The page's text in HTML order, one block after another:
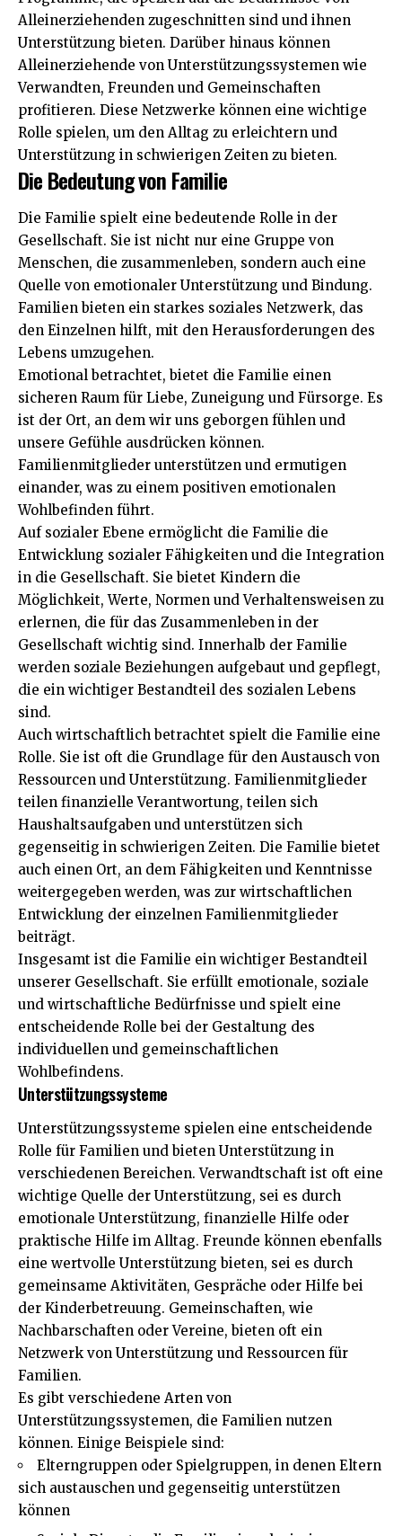
Alleinerziehenden zugeschnitten sind und ihnen
Unterstützung bieten. Darüber hinaus können
Alleinerziehende von Unterstützungssystemen wie
Verwandten, Freunden und Gemeinschaften
profitieren. Diese Netzwerke können eine wichtige
Rolle spielen, um den Alltag zu erleichtern und
Unterstützung in schwierigen Zeiten zu bieten.
Die Bedeutung von Familie
Die Familie spielt eine bedeutende Rolle in der
Gesellschaft. Sie ist nicht nur eine Gruppe von
Menschen, die zusammenleben, sondern auch eine
Quelle von emotionaler Unterstützung und Bindung.
Familien bieten ein starkes soziales Netzwerk, das
den Einzelnen hilft, mit den Herausforderungen des
Lebens umzugehen.
Emotional betrachtet, bietet die Familie einen
sicheren Raum für Liebe, Zuneigung und Fürsorge. Es
ist der Ort, an dem wir uns geborgen fühlen und
unsere Gefühle ausdrücken können.
Familienmitglieder unterstützen und ermutigen
einander, was zu einem positiven emotionalen
Wohlbefinden führt.
Auf sozialer Ebene ermöglicht die Familie die
Entwicklung sozialer Fähigkeiten und die Integration
in die Gesellschaft. Sie bietet Kindern die
Möglichkeit, Werte, Normen und Verhaltensweisen zu
erlernen, die für das Zusammenleben in der
Gesellschaft wichtig sind. Innerhalb der Familie
werden soziale Beziehungen aufgebaut und gepflegt,
die ein wichtiger Bestandteil des sozialen Lebens
sind.
Auch wirtschaftlich betrachtet spielt die Familie eine
Rolle. Sie ist oft die Grundlage für den Austausch von
Ressourcen und Unterstützung. Familienmitglieder
teilen finanzielle Verantwortung, teilen sich
Haushaltsaufgaben und unterstützen sich
gegenseitig in schwierigen Zeiten. Die Familie bietet
auch einen Ort, an dem Fähigkeiten und Kenntnisse
weitergegeben werden, was zur wirtschaftlichen
Entwicklung der einzelnen Familienmitglieder
beiträgt.
Insgesamt ist die Familie ein wichtiger Bestandteil
unserer Gesellschaft. Sie erfüllt emotionale, soziale
und wirtschaftliche Bedürfnisse und spielt eine
entscheidende Rolle bei der Gestaltung des
individuellen und gemeinschaftlichen
Wohlbefindens.
Unterstützungssysteme
Unterstützungssysteme spielen eine entscheidende
Rolle für Familien und bieten Unterstützung in
verschiedenen Bereichen. Verwandtschaft ist oft eine
wichtige Quelle der Unterstützung, sei es durch
emotionale Unterstützung, finanzielle Hilfe oder
praktische Hilfe im Alltag. Freunde können ebenfalls
eine wertvolle Unterstützung bieten, sei es durch
gemeinsame Aktivitäten, Gespräche oder Hilfe bei
der Kinderbetreuung. Gemeinschaften, wie
Nachbarschaften oder Vereine, bieten oft ein
Netzwerk von Unterstützung und Ressourcen für
Familien.
Es gibt verschiedene Arten von
Unterstützungssystemen, die Familien nutzen
können. Einige Beispiele sind:
Elterngruppen oder Spielgruppen, in denen Eltern
sich austauschen und gegenseitig unterstützen
können